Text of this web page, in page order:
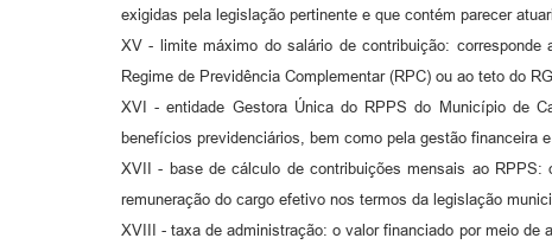
exigidas pela legislação pertinente e que contém parecer
XV - limite máximo do salário de contribuição:
Regime de Previdência Complementar (RPC) ou ao teto do
XVI - entidade Gestora Única do RPPS do Município de
benefícios previdenciários, bem como pela gestão financeira
XVII - base de cálculo de contribuições mensais ao RPPS:
remuneração do cargo efetivo nos termos da legislação
XVIII - taxa de administração: o valor financiado por meio